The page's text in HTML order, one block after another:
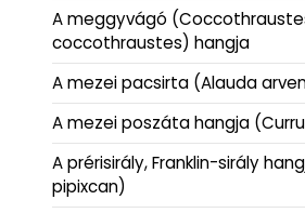
A meggyvágó
coccothraustes) hangja
A mezei pacsirta (Alauda
A mezei poszáta hangja
A prérisirály, Franklin-sirály
pipixcan)